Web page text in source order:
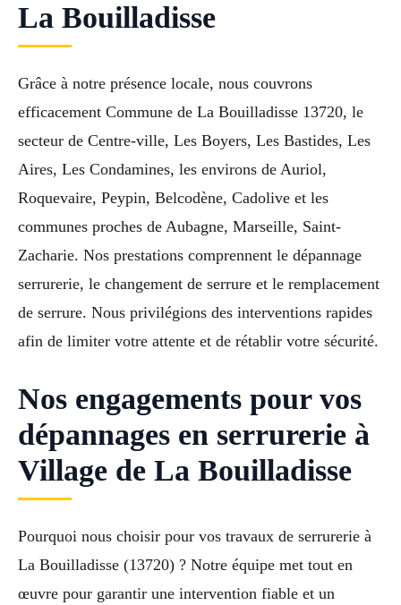
La Bouilladisse
Grâce à notre présence locale, nous couvrons
efficacement Commune de La Bouilladisse 13720, le
secteur de Centre-ville, Les Boyers, Les Bastides, Les
Aires, Les Condamines, les environs de Auriol,
Roquevaire, Peypin, Belcodène, Cadolive et les
communes proches de Aubagne, Marseille, Saint-
Zacharie. Nos prestations comprennent le dépannage
serrurerie, le changement de serrure et le remplacement
de serrure. Nous privilégions des interventions rapides
afin de limiter votre attente et de rétablir votre sécurité.
Nos engagements pour vos
dépannages en serrurerie à
Village de La Bouilladisse
Pourquoi nous choisir pour vos travaux de serrurerie à
La Bouilladisse (13720) ? Notre équipe met tout en
œuvre pour garantir une intervention fiable et un